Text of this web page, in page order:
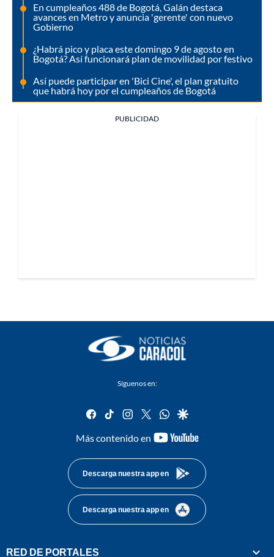
En cumpleaños 488 de Bogotá, Galán destaca
avances en Metro y anuncia 'gerente' con nuevo
Gobierno
¿Habrá pico y placa este domingo 9 de agosto en
Bogotá? Así funcionará plan de movilidad por festivo
Así puede participar en 'Bici Cine', el plan gratuito
que habrá hoy por el cumpleaños de Bogotá
PUBLICIDAD
Síguenos en:
facebook
tiktok instagram
twitterwhatsapp
google
Más contenido en
youtube-
Descarga nuestra app en
Descarga nuestra app en
RED DE PORTALES